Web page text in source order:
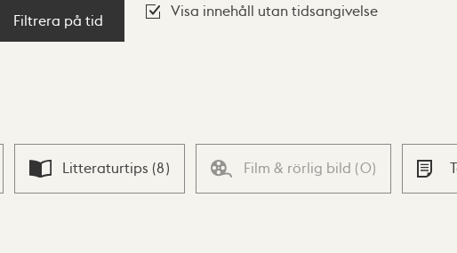
Filtrera på tid
Visa innehåll utan tidsangivelse
Litteraturtips (8) Film & rörlig bild (0)